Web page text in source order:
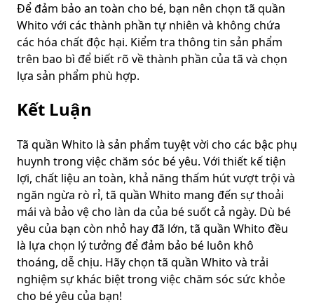
Để đảm bảo an toàn cho bé, bạn nên chọn tã quần
Whito với các thành phần tự nhiên và không chứa
các hóa chất độc hại. Kiểm tra thông tin sản phẩm
trên bao bì để biết rõ về thành phần của tã và chọn
lựa sản phẩm phù hợp.
Kết Luận
Tã quần Whito là sản phẩm tuyệt vời cho các bậc phụ
huynh trong việc chăm sóc bé yêu. Với thiết kế tiện
lợi, chất liệu an toàn, khả năng thấm hút vượt trội và
ngăn ngừa rò rỉ, tã quần Whito mang đến sự thoải
mái và bảo vệ cho làn da của bé suốt cả ngày. Dù bé
yêu của bạn còn nhỏ hay đã lớn, tã quần Whito đều
là lựa chọn lý tưởng để đảm bảo bé luôn khô
thoáng, dễ chịu. Hãy chọn tã quần Whito và trải
nghiệm sự khác biệt trong việc chăm sóc sức khỏe
cho bé yêu của bạn!